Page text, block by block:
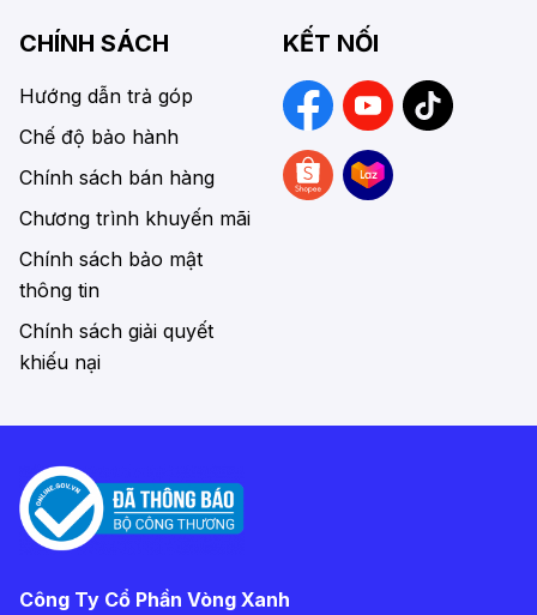
CHÍNH SÁCH
Hướng dẫn trả góp
Chế độ bảo hành
Chính sách bán hàng
Chương trình khuyến mãi
Chính sách bảo mật
thông tin
Chính sách giải quyết
khiếu nại
KẾT NỐI
Công Ty Cổ Phần Vòng Xanh